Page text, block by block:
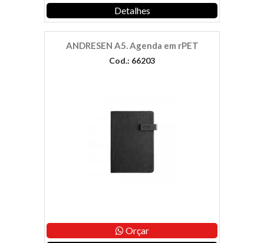
Detalhes
ANDRESEN A5. Agenda em rPET
Cod.: 66203
Orçar